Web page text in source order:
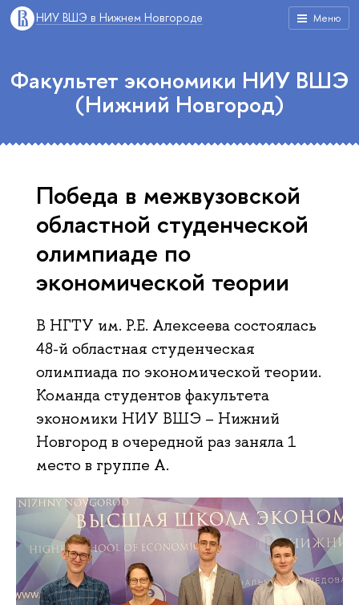
Меню
НИУ ВШЭ в Нижнем Новгороде
Факультет экономики НИУ ВШЭ
(Нижний Новгород)
Победа в межвузовской
областной студенческой
олимпиаде по
экономической теории
В НГТУ им. Р.Е. Алексеева состоялась
48-й областная студенческая
олимпиада по экономической теории.
Команда студентов факультета
экономики НИУ ВШЭ – Нижний
Новгород в очередной раз заняла 1
место в группе A.